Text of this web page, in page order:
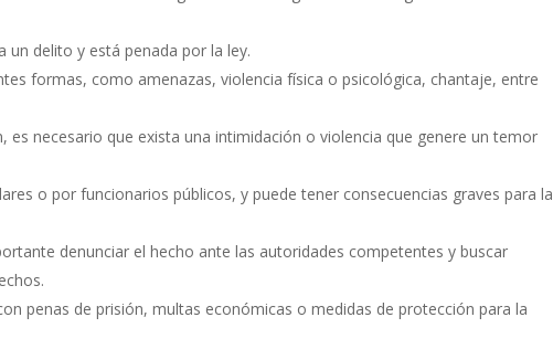
un delito y está penada por la ley.
formas, como amenazas, violencia física o psicológica, chantaje, entre
es necesario que exista una intimidación o violencia que genere un temor
o por funcionarios públicos, y puede tener consecuencias graves para la
denunciar el hecho ante las autoridades competentes y buscar
penas de prisión, multas económicas o medidas de protección para la